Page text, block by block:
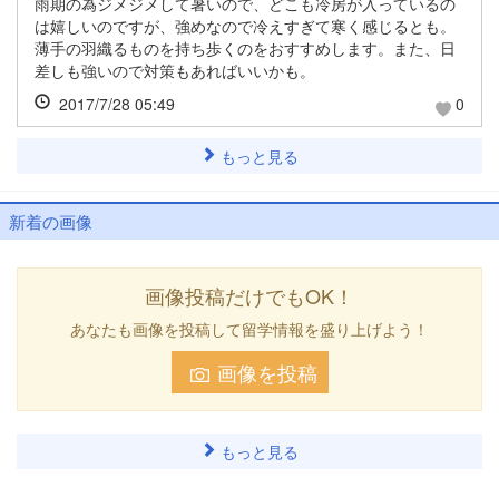
は嬉しいのですが、強めなので冷えすぎて寒く感じるとも。
薄手の羽織るものを持ち歩くのをおすすめします。また、日
差しも強いので対策もあればいいかも。
2017/7/28 05:49
0
もっと見る
新着の画像
画像投稿だけでもOK！
あなたも画像を投稿して留学情報を盛り上げよう！
画像を投稿
もっと見る